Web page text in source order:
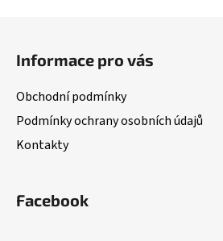
Informace pro vás
Obchodní podmínky
Podmínky ochrany osobních údajů
Kontakty
Facebook